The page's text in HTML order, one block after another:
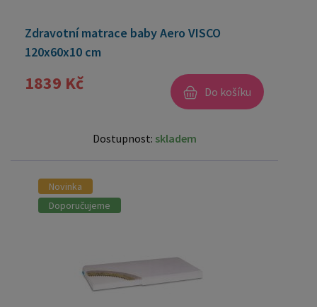
Zdravotní matrace baby Aero VISCO
120x60x10 cm
1839 Kč Do košíku
Dostupnost: skladem
Novinka
Doporučujeme